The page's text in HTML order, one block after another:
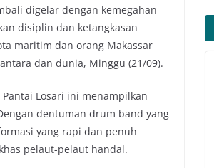
digelar dengan kemegahan
disiplin dan ketangkasan
maritim dan orang Makassar
dan dunia, Minggu (21/09).
Losari ini menampilkan
dentuman drum band yang
yang rapi dan penuh
pelaut-pelaut handal.